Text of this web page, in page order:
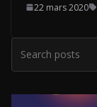
22 mars 2020